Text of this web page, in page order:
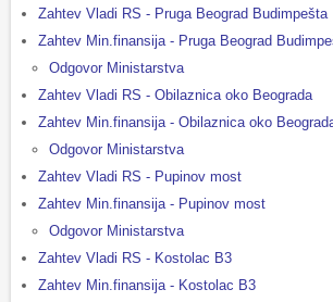
Zahtev Vladi RS - Pruga Beograd Budimpešta
Zahtev Min.finansija - Pruga Beograd
Odgovor Ministarstva
Zahtev Vladi RS - Obilaznica oko Beograda
Zahtev Min.finansija - Obilaznica oko
Odgovor Ministarstva
Zahtev Vladi RS - Pupinov most
Zahtev Min.finansija - Pupinov most
Odgovor Ministarstva
Zahtev Vladi RS - Kostolac B3
Zahtev Min.finansija - Kostolac B3